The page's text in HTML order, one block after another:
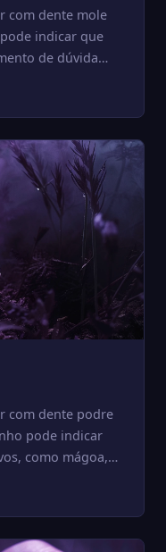
com dente mole
indicar que
de dúvida
com dente podre
pode indicar
como mágoa,